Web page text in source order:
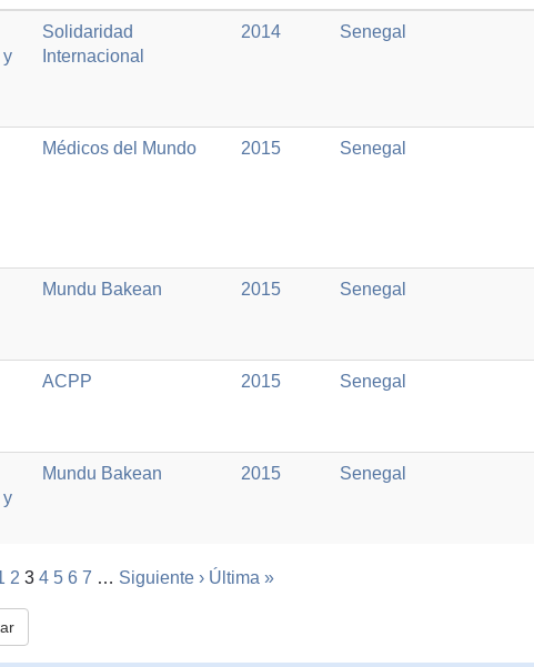
y
Solidaridad
Internacional
2014 Senegal
Médicos del Mundo 2015 Senegal
Mundu Bakean 2015 Senegal
ACPP 2015 Senegal
y
Mundu Bakean 2015 Senegal
2 3 4 5 6 7 … Siguiente › Última »